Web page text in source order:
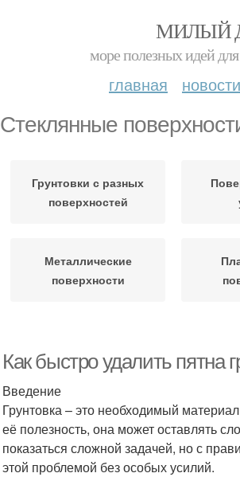
МИЛЫЙ
море полезных идей
главная новости
Стеклянные
Грунтовки с разных
поверхностей
Металлические
поверхности
Как быстро удалить пятна
Введение
Грунтовка – это необходимый
её полезность, она может оставлять
показаться сложной задачей, но с
этой проблемой без особых усилий.